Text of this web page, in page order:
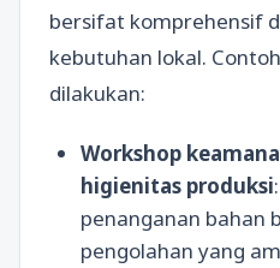
bersifat komprehensif
kebutuhan lokal.
dilakukan:
Workshop
higienitas produksi
penanganan bahan
pengolahan yang